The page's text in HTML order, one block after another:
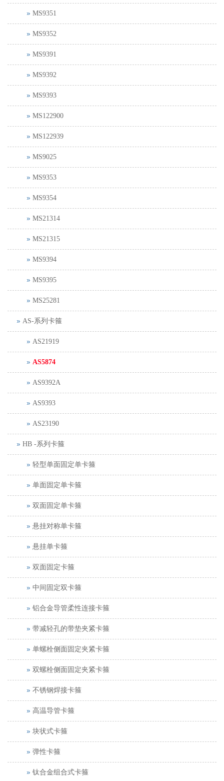
MS9351
MS9352
MS9391
MS9392
MS9393
MS122900
MS122939
MS9025
MS9353
MS9354
MS21314
MS21315
MS9394
MS9395
MS25281
AS-系列卡箍
AS21919
AS5874
AS9392A
AS9393
AS23190
HB -系列卡箍
轻型单面固定单卡箍
单面固定单卡箍
双面固定单卡箍
悬挂对称单卡箍
悬挂单卡箍
双面固定卡箍
中间固定双卡箍
铝合金导管柔性连接卡箍
带减轻孔的带垫夹紧卡箍
单螺栓侧面固定夹紧卡箍
双螺栓侧面固定夹紧卡箍
不锈钢焊接卡箍
高温导管卡箍
块状式卡箍
弹性卡箍
钛合金组合式卡箍